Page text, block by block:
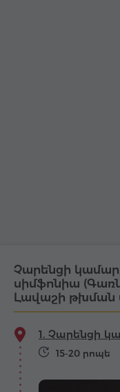
Չարենցի
սիմֆոնիա
Լավաշի
1. Չարենցի
15-20 րոպե